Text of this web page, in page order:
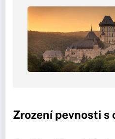
Zrození pevnosti s